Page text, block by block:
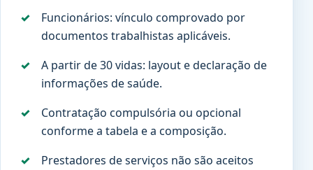
Funcionários: vínculo comprovado por
documentos trabalhistas aplicáveis.
A partir de 30 vidas: layout e declaração de
informações de saúde.
Contratação compulsória ou opcional
conforme a tabela e a composição.
Prestadores de serviços não são aceitos